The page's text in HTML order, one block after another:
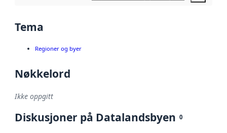
Tema
Regioner og byer
Nøkkelord
Ikke oppgitt
Diskusjoner på Datalandsbyen 0